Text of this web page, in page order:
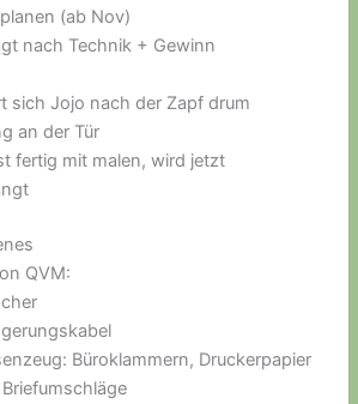
(ab Nov)
nach Technik + Gewinn
sich Jojo nach der Zapf drum
an der Tür
fertig mit malen, wird jetzt
QVM:
Büroklammern, Druckerpapier